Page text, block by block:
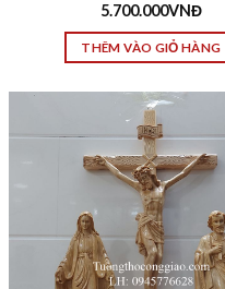
5.700.000VNĐ
THÊM VÀO GIỎ HÀNG